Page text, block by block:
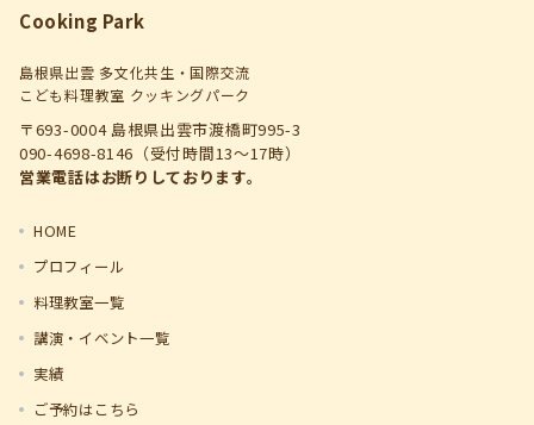
Cooking Park
島根県出雲 多文化共生・国際交流
こども料理教室 クッキングパーク
〒693-0004 島根県出雲市渡橋町995-3
090-4698-8146（受付時間13～17時）
営業電話はお断りしております。
HOME
プロフィール
料理教室一覧
講演・イベント一覧
実績
ご予約はこちら